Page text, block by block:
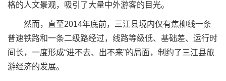
格的人文景观，吸引了大量中外游客的目光。
然而，直至2014年底前，三江县境内仅有焦柳线一条
普速铁路和一条二级路经过，线路等级低、基础差、运行时
间长，一度形成“进不去、出不来”的局面，制约了三江县旅
游经济的发展。